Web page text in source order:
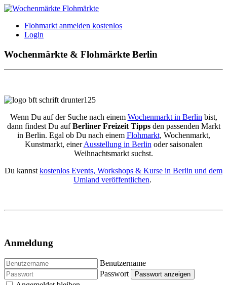
Flohmarkt anmelden kostenlos
Login
Wochenmärkte & Flohmärkte Berlin
Wenn Du auf der Suche nach einem Wochenmarkt in Berlinbist,
dann findest Du aufBerliner Freizeit Tippsden passenden Markt
in Berlin. Egal ob Du nach einem Flohmarkt, Wochenmarkt,
Kunstmarkt, einerAusstellung in Berlinoder saisonalen
Weihnachtsmarkt suchst.
Du kannstkostenlos Events, Workshops & Kurse in Berlin und dem
Umland veröffentlichen.
Anmeldung
Benutzername
Passwort
Passwort anzeigen